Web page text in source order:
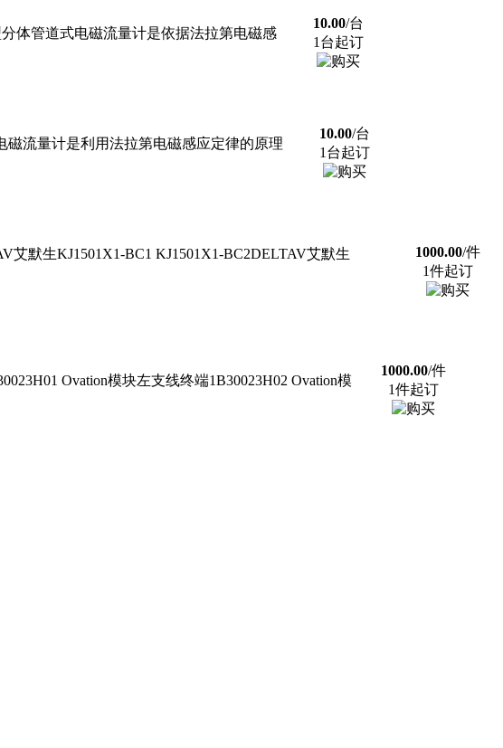
体管道式电磁流量计是依据法拉第电磁感
10.00/台
1台起订
磁流量计是利用法拉第电磁感应定律的原理
10.00/台
1台起订
艾默生KJ1501X1-BC1 KJ1501X1-BC2DELTAV艾默生
1000.00/件
1件起订
Ovation模块左支线终端1B30023H02 Ovation模
1000.00/件
1件起订